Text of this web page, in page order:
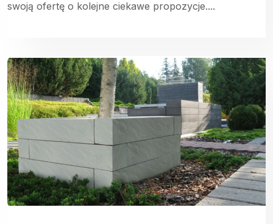
swoją ofertę o kolejne ciekawe propozycje....